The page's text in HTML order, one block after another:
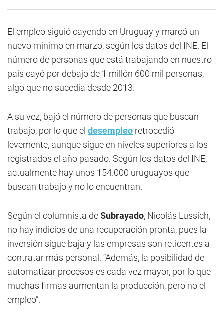
El empleo siguió cayendo en Uruguay y marcó un
nuevo mínimo en marzo, según los datos del INE. El
número de personas que está trabajando en nuestro
país cayó por debajo de 1 millón 600 mil personas,
algo que no sucedía desde 2013.
A su vez, bajó el número de personas que buscan
trabajo, por lo que el desempleo retrocedió
levemente, aunque sigue en niveles superiores a los
registrados el año pasado. Según los datos del INE,
actualmente hay unos 154.000 uruguayos que
buscan trabajo y no lo encuentran.
Según el columnista deSubrayado, Nicolás Lussich,
no hay indicios de una recuperación pronta, pues la
inversión sigue baja y las empresas son reticentes a
contratar más personal. “Además, la posibilidad de
automatizar procesos es cada vez mayor, por lo que
muchas firmas aumentan la producción, pero no el
empleo”.